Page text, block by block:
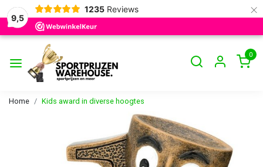
9,5
1235 Reviews ×
0
Home Kids award in diverse hoogtes